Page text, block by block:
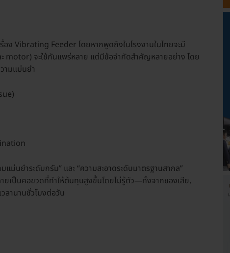
ง Vibrating Feeder โดยหากพูดถึงในโรงงานในไทยจะมี
motor) จะใช้กันแพร่หลาย แต่มีข้อจำกัดสำคัญหลายอย่าง โดย
ามแม่นยำ
ม่นยำระดับกรัม” และ “ความสะอาดระดับมาตรฐานสากล”
เป็นคอขวดที่ทำให้ต้นทุนสูงขึ้นโดยไม่รู้ตัว—ทั้งจากของเสีย,
ลานานชั่วโมงต่อวัน